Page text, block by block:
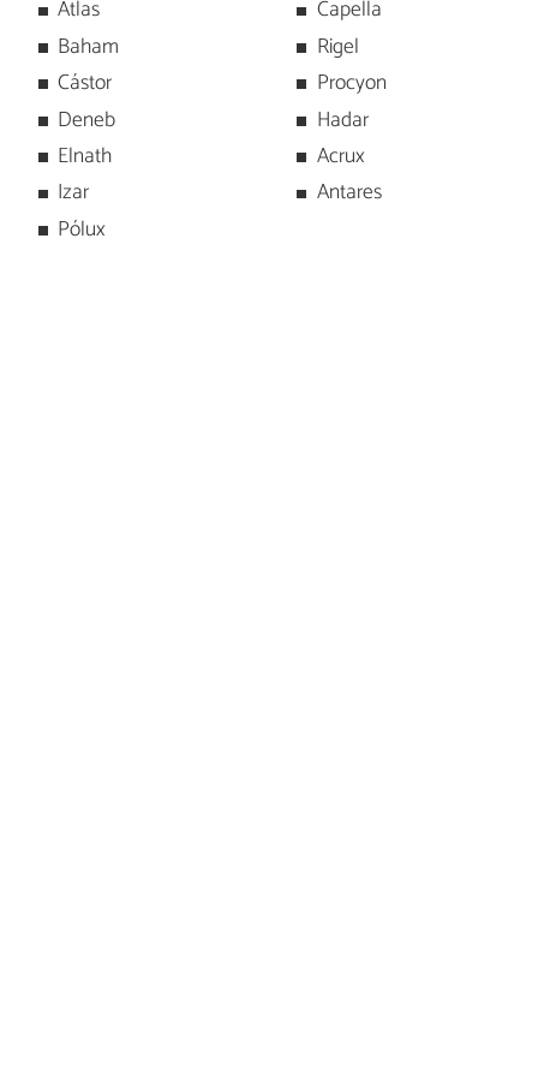
Atlas
Baham
Cástor
Deneb
Elnath
Izar
Pólux
Capella
Rigel
Procyon
Hadar
Acrux
Antares